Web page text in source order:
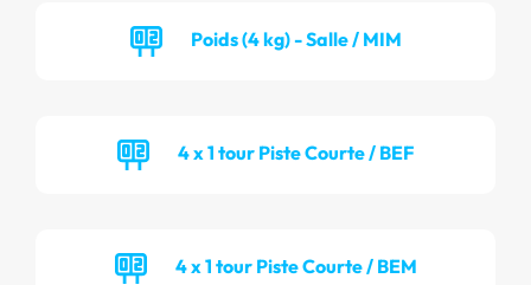
Poids (4 kg) - Salle / MIM
4 x 1 tour Piste Courte / BEF
4 x 1 tour Piste Courte / BEM